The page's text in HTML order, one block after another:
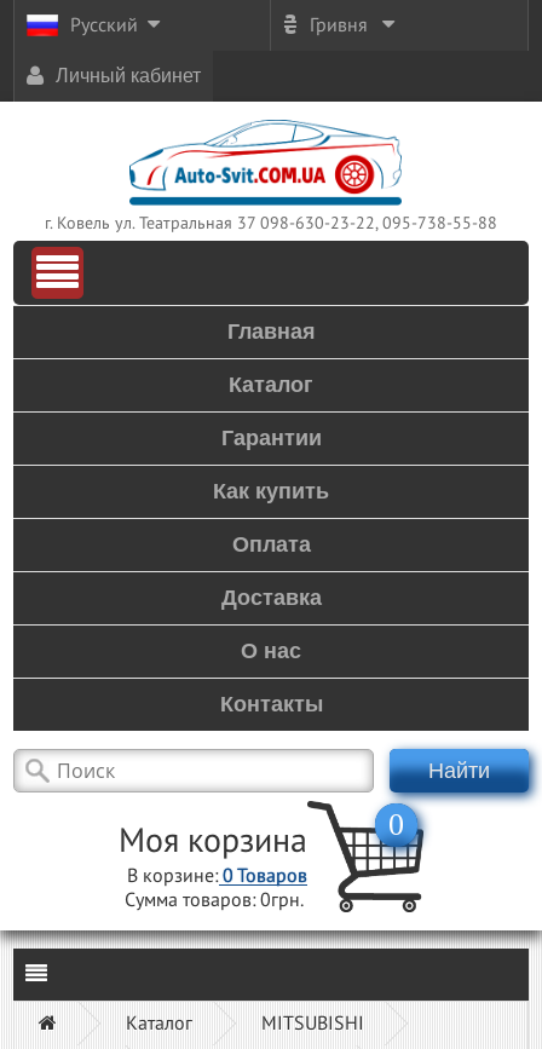
Русский Гривня
Личный кабинет
г. Ковель ул. Театральная 37 098-630-23-22, 095-738-55-88
Главная
Каталог
Гарантии
Как купить
Оплата
Доставка
О нас
Контакты
Найти
Моя корзина
В корзине:0Товаров
Сумма товаров:0грн.
0
Каталог
MITSUBISHI